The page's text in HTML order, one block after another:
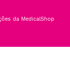
da MedicalShop